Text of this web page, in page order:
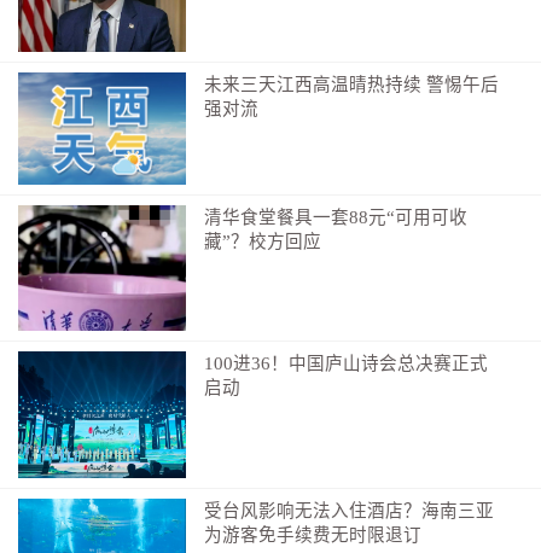
未来三天江西高温晴热持续 警惕午后
强对流
清华食堂餐具一套88元“可用可收
藏”？校方回应
100进36！中国庐山诗会总决赛正式
启动
受台风影响无法入住酒店？海南三亚
为游客免手续费无时限退订